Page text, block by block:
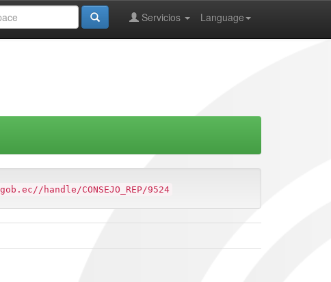
Language
Servicios
handle/CONSEJO_REP/9524